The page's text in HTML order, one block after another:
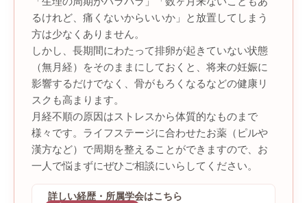
るけれど、痛くないからいいか」と放置してしまう
方は少なくありません。
しかし、長期間にわたって排卵が起きていない状態
（無月経）をそのままにしておくと、将来の妊娠に
影響するだけでなく、骨がもろくなるなどの健康リ
スクも高まります。
月経不順の原因はストレスから体質的なものまで
様々です。ライフステージに合わせたお薬（ピルや
漢方など）で周期を整えることができますので、お
一人で悩まずにぜひご相談にいらしてください。
詳しい経歴・所属学会はこちら